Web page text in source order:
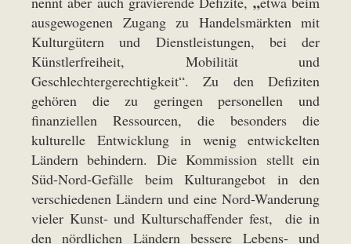
ausgewogenen Zugang zu Handelsmärkten mit
Kulturgütern und Dienstleistungen, bei der
Künstlerfreiheit, Mobilität und
Geschlechtergerechtigkeit“. Zu den Defiziten
gehören die zu geringen personellen und
finanziellen Ressourcen, die besonders die
kulturelle Entwicklung in wenig entwickelten
Ländern behindern. Die Kommission stellt ein
Süd-Nord-Gefälle beim Kulturangebot in den
verschiedenen Ländern und eine Nord-Wanderung
vieler Kunst- und Kulturschaffender fest, die in
den nördlichen Ländern bessere Lebens- und